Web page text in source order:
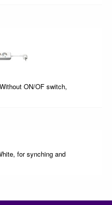
ON/OF switch,
for synching and